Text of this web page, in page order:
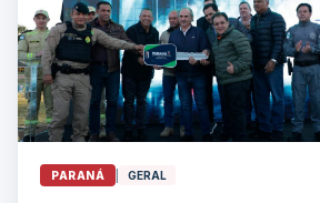
PARANÁ GERAL